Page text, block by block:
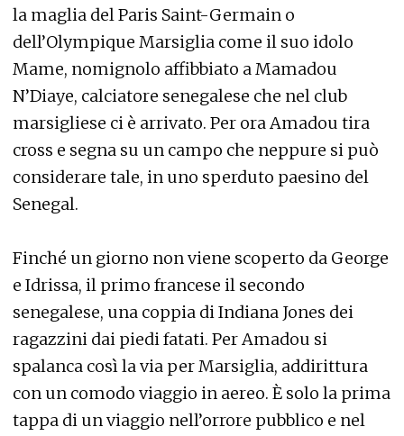
la maglia del Paris Saint-Germain o
dell’Olympique Marsiglia come il suo idolo
Mame, nomignolo affibbiato a Mamadou
N’Diaye, calciatore senegalese che nel club
marsigliese ci è arrivato. Per ora Amadou tira
cross e segna su un campo che neppure si può
considerare tale, in uno sperduto paesino del
Senegal.
Finché un giorno non viene scoperto da George
e Idrissa, il primo francese il secondo
senegalese, una coppia di Indiana Jones dei
ragazzini dai piedi fatati. Per Amadou si
spalanca così la via per Marsiglia, addirittura
con un comodo viaggio in aereo. È solo la prima
tappa di un viaggio nell’orrore pubblico e nel